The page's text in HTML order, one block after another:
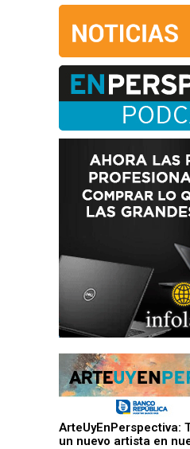
ArteUyEnPerspectiva:
un nuevo artista en